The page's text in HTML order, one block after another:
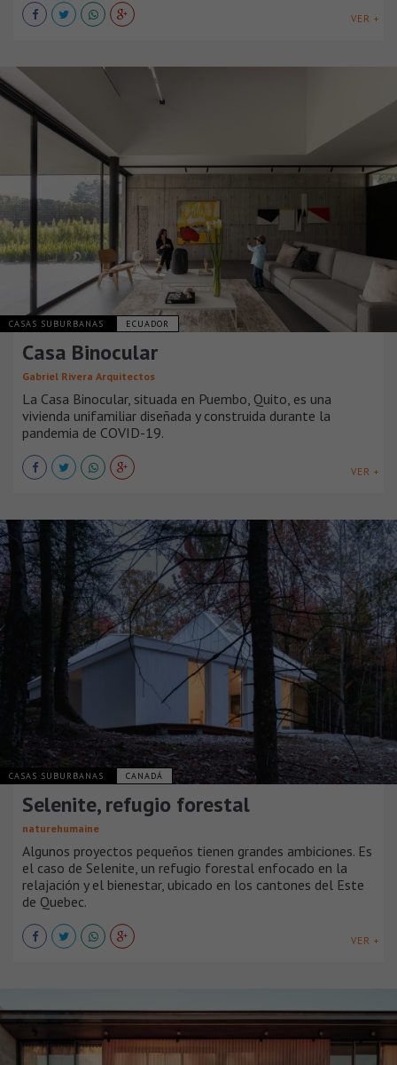
VER +
CASAS SUBURBANAS ECUADOR
Casa Binocular
Gabriel Rivera Arquitectos
La Casa Binocular, situada en Puembo, Quito, es una
vivienda unifamiliar diseñada y construida durante la
pandemia de COVID-19.
VER +
CASAS SUBURBANAS CANADÁ
Selenite, refugio forestal
naturehumaine
Algunos proyectos pequeños tienen grandes ambiciones. Es
el caso de Selenite, un refugio forestal enfocado en la
relajación y el bienestar, ubicado en los cantones del Este
de Quebec.
VER +